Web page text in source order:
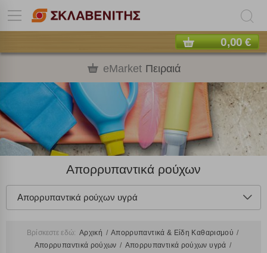
0,00 €
eMarket Πειραιά
Απορρυπαντικά ρούχων
Απορρυπαντικά ρούχων υγρά
Βρίσκεστε εδώ: Αρχική
Απορρυπαντικά & Είδη Καθαρισμού
Απορρυπαντικά ρούχων
Απορρυπαντικά ρούχων υγρά